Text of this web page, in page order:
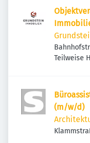
Teilweise
(m/w/d)